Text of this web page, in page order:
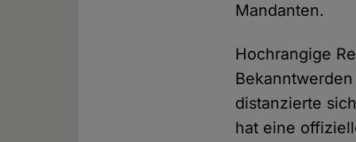
Mandanten.
Hochrangige
distanzierte
hat eine